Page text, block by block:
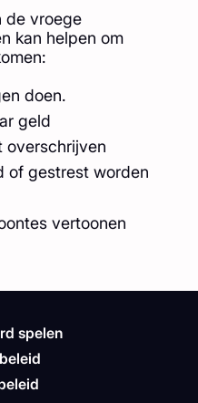
de vroege
kan helpen om
doen.
geld
overschrijven
of gestrest worden
vertoonen
spelen